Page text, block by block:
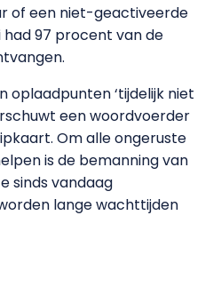
of een niet-geactiveerde
had 97 procent van de
oplaadpunten ‘tijdelijk niet
een woordvoerder
Om alle ongeruste
is de bemanning van
sinds vandaag
lange wachttijden